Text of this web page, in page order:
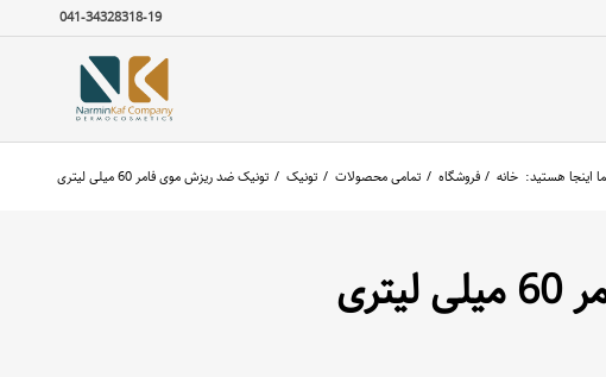
041-34328318-19
اینجا هستید: خانه / فروشگاه / تمامی محصولات / تونیک / تونیک ضد ریزش موی فامر 60 میلی لیتری